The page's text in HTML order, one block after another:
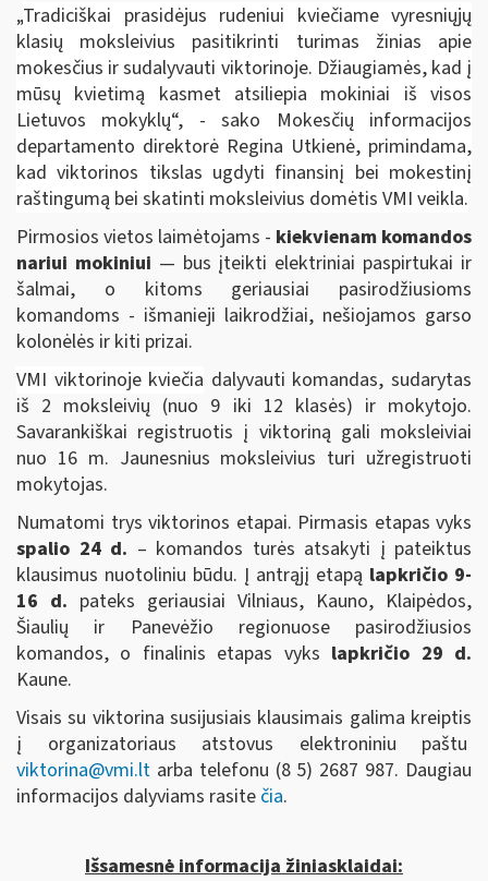
„Tradiciškai prasidėjus rudeniui kviečiame vyresniųjų
klasių moksleivius pasitikrinti turimas žinias apie
mokesčius ir sudalyvauti viktorinoje. Džiaugiamės, kad į
mūsų kvietimą kasmet atsiliepia mokiniai iš visos
Lietuvos mokyklų“, - sako Mokesčių informacijos
departamento direktorė Regina Utkienė, primindama,
kad viktorinos tikslas ugdyti finansinį bei mokestinį
raštingumą bei skatinti moksleivius domėtis VMI veikla.
Pirmosios vietos laimėtojams - kiekvienam komandos
nariui mokiniui — bus įteikti elektriniai paspirtukai ir
šalmai, o kitoms geriausiai pasirodžiusioms
komandoms - išmanieji laikrodžiai, nešiojamos garso
kolonėlės ir kiti prizai.
VMI viktorinoje kviečia dalyvauti komandas, sudarytas
iš 2 moksleivių (nuo 9 iki 12 klasės) ir mokytojo.
Savarankiškai registruotis į viktoriną gali moksleiviai
nuo 16 m. Jaunesnius moksleivius turi užregistruoti
mokytojas.
Numatomi trys viktorinos etapai. Pirmasis etapas vyks
spalio 24 d. – komandos turės atsakyti į pateiktus
klausimus nuotoliniu būdu. Į antrąjį etapą lapkričio 9-
16 d. pateks geriausiai Vilniaus, Kauno, Klaipėdos,
Šiaulių ir Panevėžio regionuose pasirodžiusios
komandos, o finalinis etapas vyks lapkričio 29 d.
Kaune.
Visais su viktorina susijusiais klausimais galima kreiptis
į organizatoriaus atstovus elektroniniu paštu
viktorina@vmi.lt arba telefonu (8 5) 2687 987. Daugiau
informacijos dalyviams rasite čia.
Išsamesnė informacija žiniasklaidai: